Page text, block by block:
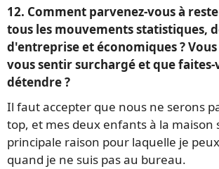
12. Comment parvenez-vous à
tous les mouvements statistiques,
d'entreprise et économiques ?
vous sentir surchargé et que
détendre ?
Il faut accepter que nous ne serons
top, et mes deux enfants à la maison
principale raison pour laquelle je
quand je ne suis pas au bureau.